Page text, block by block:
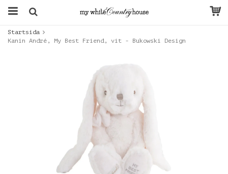
Startsida
Kanin André, My Best Friend, vit - Bukowski Design